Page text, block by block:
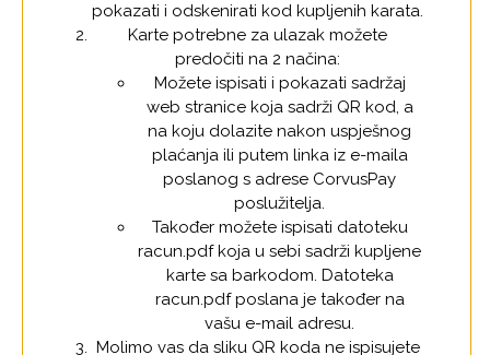
pokazati i odskenirati kod kupljenih karata.
Karte potrebne za ulazak možete
predočiti na 2 načina:
Možete ispisati i pokazati sadržaj
web stranice koja sadrži QR kod, a
na koju dolazite nakon uspješnog
plaćanja ili putem linka iz e-maila
poslanog s adrese CorvusPay
poslužitelja.
Također možete ispisati datoteku
racun.pdf koja u sebi sadrži kupljene
karte sa barkodom. Datoteka
racun.pdf poslana je također na
vašu e-mail adresu.
Molimo vas da sliku QR koda ne ispisujete